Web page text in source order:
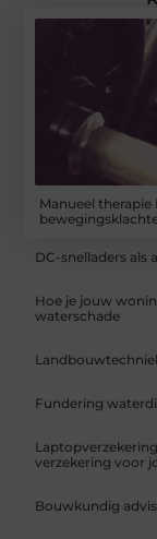
Manueel
DC-snelladers
Hoe je jouw
waterschade
Fundering
verzekering voor
Bouwkundig